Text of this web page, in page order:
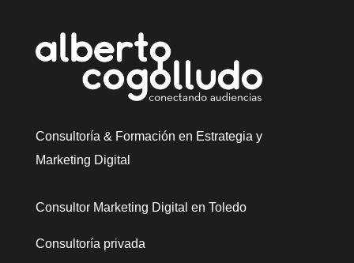
Consultoría & Formación en Estrategia y
Marketing Digital
Consultor Marketing Digital en Toledo
Consultoría privada